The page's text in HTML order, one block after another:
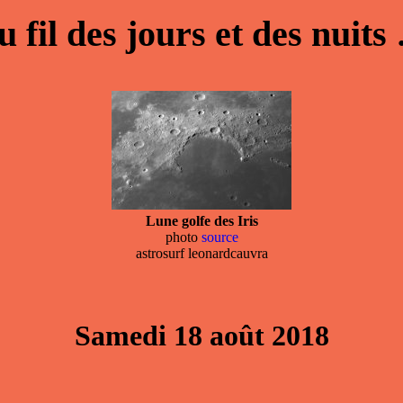
fil des jours et des
Lune golfe des Iris
photo source
astrosurf leonardcauvra
Samedi 18 août 2018